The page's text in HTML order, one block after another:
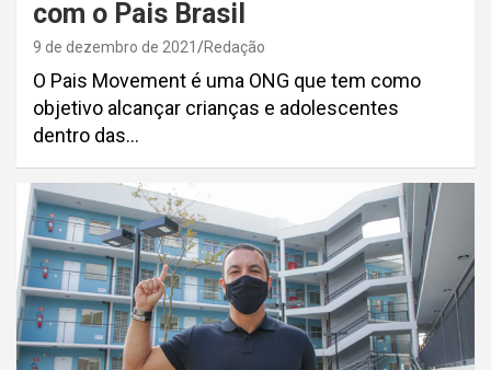
com o Pais Brasil
9 de dezembro de 2021 Redação
O Pais Movement é uma ONG que tem como
objetivo alcançar crianças e adolescentes
dentro das…